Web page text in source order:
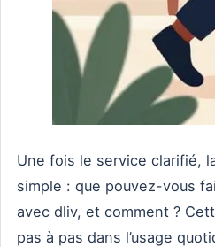
Une fois le service clarifié,
simple : que pouvez-vous
avec dliv, et comment ?
pas à pas dans l’usage